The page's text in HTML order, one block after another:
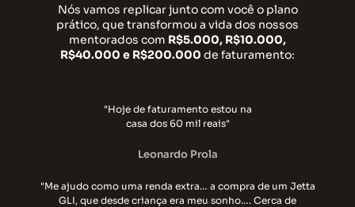
Nós vamos replicar junto com você o plano
prático, que transformou a vida dos nossos
mentorados com R$5.000, R$10.000,
R$40.000 e R$200.000 de faturamento:
"Hoje de faturamento estou na
casa dos 60 mil reais"
Leonardo Prola
"Me ajudo como uma renda extra… a compra de um Jetta
GLI, que desde criança era meu sonho…. Cerca de